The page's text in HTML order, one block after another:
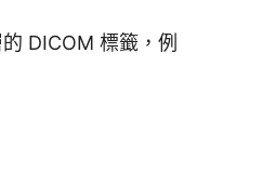
DICOM 標籤，例